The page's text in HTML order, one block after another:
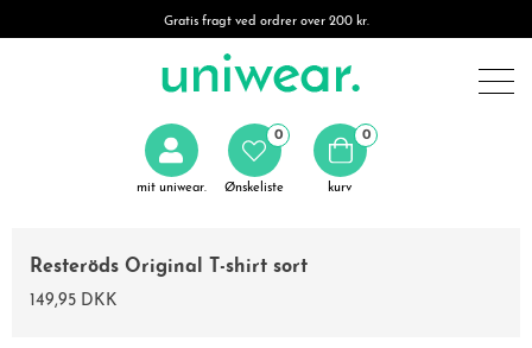
Gratis fragt ved ordrer over 200 kr.
mit uniwear. Ønskeliste
0 0
kurv
Resteröds Original T-shirt sort
149,95 DKK